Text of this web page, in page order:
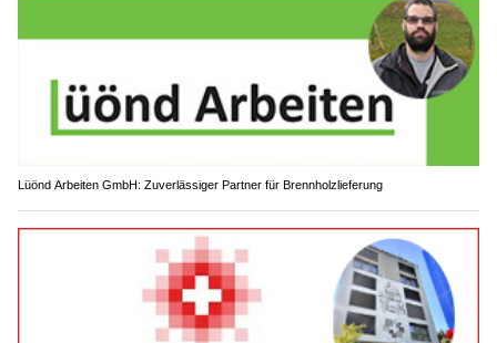
Lüönd Arbeiten GmbH: Zuverlässiger Partner für Brennholzlieferung